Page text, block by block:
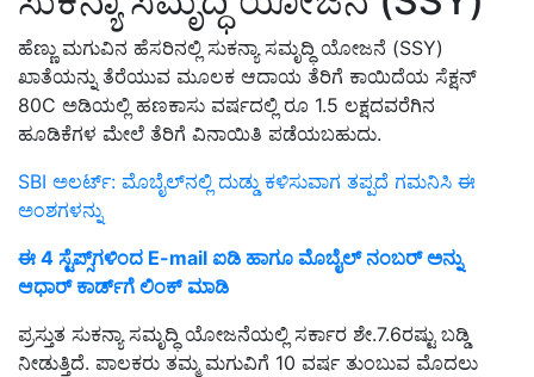
ಹೆಣ್ಣು ಮಗುವಿನ ಹೆಸರಿನಲ್ಲಿ ಸುಕನ್ಯಾ ಸಮೃದ್ಧಿ ಯೋಜನೆ (SSY)
ಖಾತೆಯನ್ನು ತೆರೆಯುವ ಮೂಲಕ ಆದಾಯ ತೆರಿಗೆ ಕಾಯಿದೆಯ ಸೆಕ್ಷನ್
80C ಅಡಿಯಲ್ಲಿ ಹಣಕಾಸು ವರ್ಷದಲ್ಲಿ ರೂ 1.5 ಲಕ್ಷದವರೆಗಿನ
ಹೂಡಿಕೆಗಳ ಮೇಲೆ ತೆರಿಗೆ ವಿನಾಯಿತಿ ಪಡೆಯಬಹುದು.
SBI ಅಲರ್ಟ್‌: ಮೊಬೈಲ್‌ನಲ್ಲಿ ದುಡ್ಡು ಕಳಿಸುವಾಗ ತಪ್ಪದೆ ಗಮನಿಸಿ ಈ
ಅಂಶಗಳನ್ನು
ಈ 4 ಸ್ಟೆಪ್ಸ್‌ಗಳಿಂದ E-mail ಐಡಿ ಹಾಗೂ ಮೊಬೈಲ್‌ ನಂಬರ್‌ ಅನ್ನು
ಆಧಾರ್‌ ಕಾರ್ಡ್‌ಗೆ ಲಿಂಕ್‌ ಮಾಡಿ
ಪ್ರಸ್ತುತ ಸುಕನ್ಯಾ ಸಮೃದ್ಧಿ ಯೋಜನೆಯಲ್ಲಿ ಸರ್ಕಾರ ಶೇ.7.6ರಷ್ಟು ಬಡ್ಡಿ
ನೀಡುತ್ತಿದೆ. ಪಾಲಕರು ತಮ್ಮ ಮಗುವಿಗೆ 10 ವರ್ಷ ತುಂಬುವ ಮೊದಲು